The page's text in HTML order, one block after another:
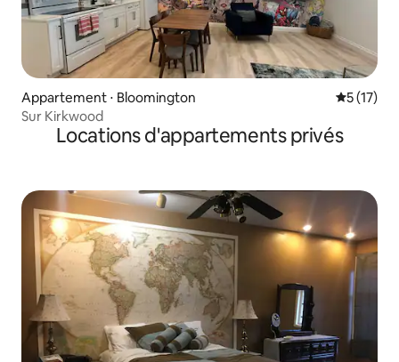
Appartement ⋅ Bloomington
5 (17)
Sur Kirkwood
Locations d'appartements privés